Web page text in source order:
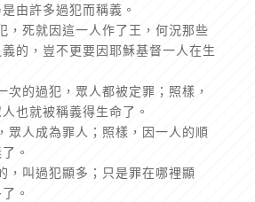
由許多過犯而稱義。
，死就因這一人作了王，何況那些
的，豈不更要因耶穌基督一人在生
次的過犯，眾人都被定罪；照樣，
也就被稱義得生命了。
眾人成為罪人；照樣，因一人的順
。
，叫過犯顯多；只是罪在哪裡顯
。